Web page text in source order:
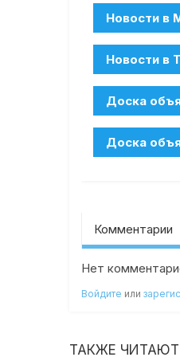
Комментарии
Нет
Войдите или
ТАКЖЕ ЧИТАЮТ